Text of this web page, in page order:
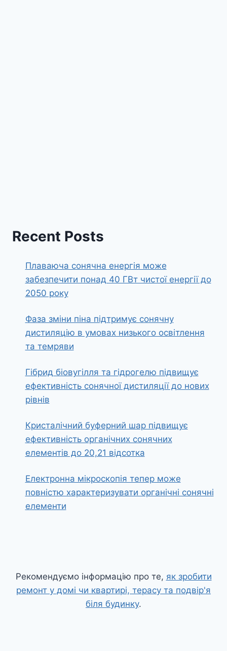
Recent Posts
Плаваюча сонячна енергія може
забезпечити понад 40 ГВт чистої енергії до
2050 року
Фаза зміни піна підтримує сонячну
дистиляцію в умовах низького освітлення
та темряви
Гібрид біовугілля та гідрогелю підвищує
ефективність сонячної дистиляції до нових
рівнів
Кристалічний буферний шар підвищує
ефективність органічних сонячних
елементів до 20,21 відсотка
Електронна мікроскопія тепер може
повністю характеризувати органічні сонячні
елементи
Рекомендуємо інформацію про те, як зробити
ремонт у домі чи квартирі, терасу та подвір'я
біля будинку.